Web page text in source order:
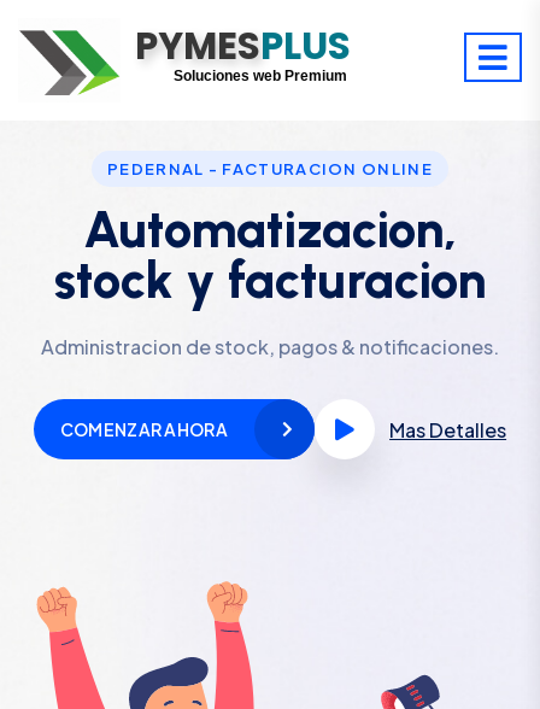
PYMESPLUS
Digitaliza tu éxito
Soluciones web Premium
PEDERNAL - FACTURACION ONLINE
Automatizacion,
stock y facturacion
Administracion de stock, pagos & notificaciones.
COMENZAR AHORA Mas Detalles